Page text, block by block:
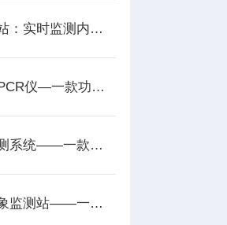
雷达水位雨量站：实时监测内涝动态，为应急决策提供“数据眼睛”
非洲猪瘟16孔PCR仪—一款功能分区清晰的非洲猪瘟恒温扩增检测仪2026+派+送
病虫害预警监测系统——一款实现信息化管理的自动虫情测报系统2025
小气候农田气象监测站——一款保障稳定的物联网小气候监测站2025+派+送